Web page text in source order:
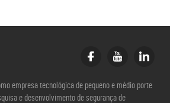
empresa tecnológica de pequeno e médio porte
e desenvolvimento de segurança de